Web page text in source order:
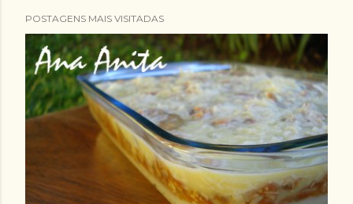
POSTAGENS MAIS VISITADAS